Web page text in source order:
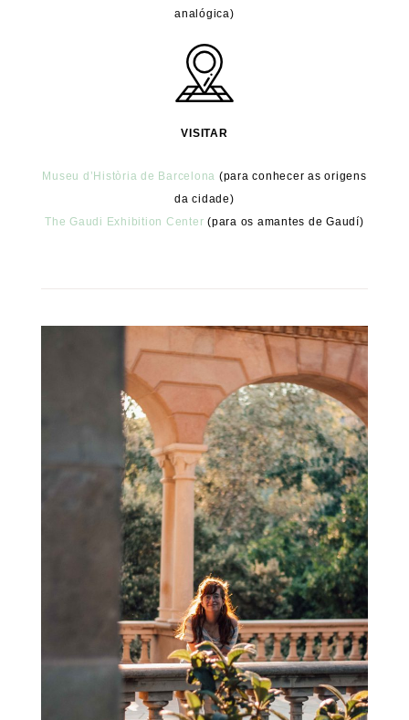
analógica)
VISITAR
Museu d’Història de Barcelona (para conhecer as origens
da cidade)
The Gaudi Exhibition Center (para os amantes de Gaudí)